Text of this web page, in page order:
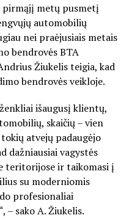
pirmąjį metų pusmetį
automobilių
nei praėjusiais metais
bendrovės BTA
Žiukelis teigia, kad
bendrovės veikloje.
išaugusį klientų,
skaičių – vien
atvejų padaugėjo
dažniausiai vagystės
teritorijose ir taikomasi į
su moderniomis
profesionaliai
– sako A. Žiukelis.